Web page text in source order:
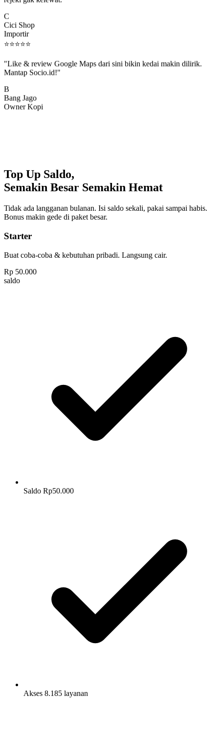
Cici Shop
Importir
⭐⭐⭐⭐⭐
Mantap Socio.id!"
Bang Jago
Owner Kopi
Top Up Saldo,
Semakin Besar Semakin Hemat
Tidak ada langganan bulanan. Isi saldo sekali, pakai sampai habis.
Bonus makin gede di paket besar.
Starter
Buat coba-coba & kebutuhan pribadi. Langsung cair.
Rp 50.000
saldo
Saldo Rp50.000
Akses 8.185 layanan